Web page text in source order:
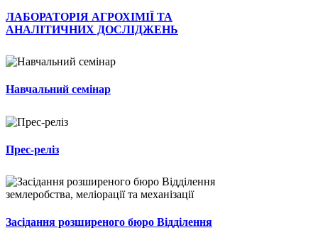
ЛАБОРАТОРІЯ АГРОХІМІЇ ТА
АНАЛІТИЧНИХ ДОСЛІДЖЕНЬ
Навчальний семінар
Прес-реліз
Засідання розширеного бюро Відділення